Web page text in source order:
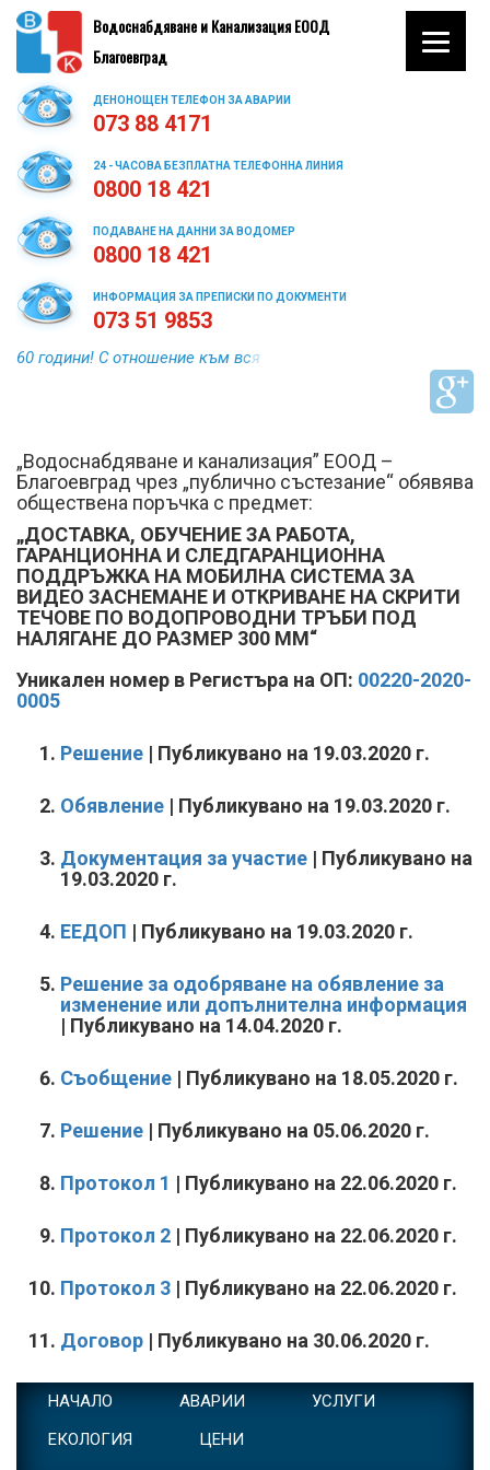
Водоснабдяване и Канализация ЕООД
Благоевград
ДЕНОНОЩЕН ТЕЛЕФОН ЗА АВАРИИ
073 88 4171
24 - ЧАСОВА БЕЗПЛАТНА ТЕЛЕФОННА ЛИНИЯ
0800 18 421
ПОДАВАНЕ НА ДАННИ ЗА ВОДОМЕР
0800 18 421
ИНФОРМАЦИЯ ЗА ПРЕПИСКИ ПО ДОКУМЕНТИ
073 51 9853
„Водоснабдяване и канализация” ЕООД –
Благоевград чрез „публично състезание“ обявява
обществена поръчка с предмет:
„ДОСТАВКА, ОБУЧЕНИЕ ЗА РАБОТА,
ГАРАНЦИОННА И СЛЕДГАРАНЦИОННА
ПОДДРЪЖКА НА МОБИЛНА СИСТЕМА ЗА
ВИДЕО ЗАСНЕМАНЕ И ОТКРИВАНЕ НА СКРИТИ
ТЕЧОВЕ ПО ВОДОПРОВОДНИ ТРЪБИ ПОД
НАЛЯГАНЕ ДО РАЗМЕР 300 ММ“
Уникален номер в Регистъра на ОП: 00220-2020-
0005
Решение | Публикувано на 19.03.2020 г.
Обявление | Публикувано на 19.03.2020 г.
Документация за участие | Публикувано на
19.03.2020 г.
ЕЕДОП | Публикувано на 19.03.2020 г.
Решение за одобряване на обявление за
изменение или допълнителна информация
| Публикувано на 14.04.2020 г.
Съобщение | Публикувано на 18.05.2020 г.
Решение | Публикувано на 05.06.2020 г.
Протокол 1 | Публикувано на 22.06.2020 г.
Протокол 2 | Публикувано на 22.06.2020 г.
Протокол 3 | Публикувано на 22.06.2020 г.
Договор | Публикувано на 30.06.2020 г.
НАЧАЛО АВАРИИ
УСЛУГИ
ЕКОЛОГИЯ
ЦЕНИ